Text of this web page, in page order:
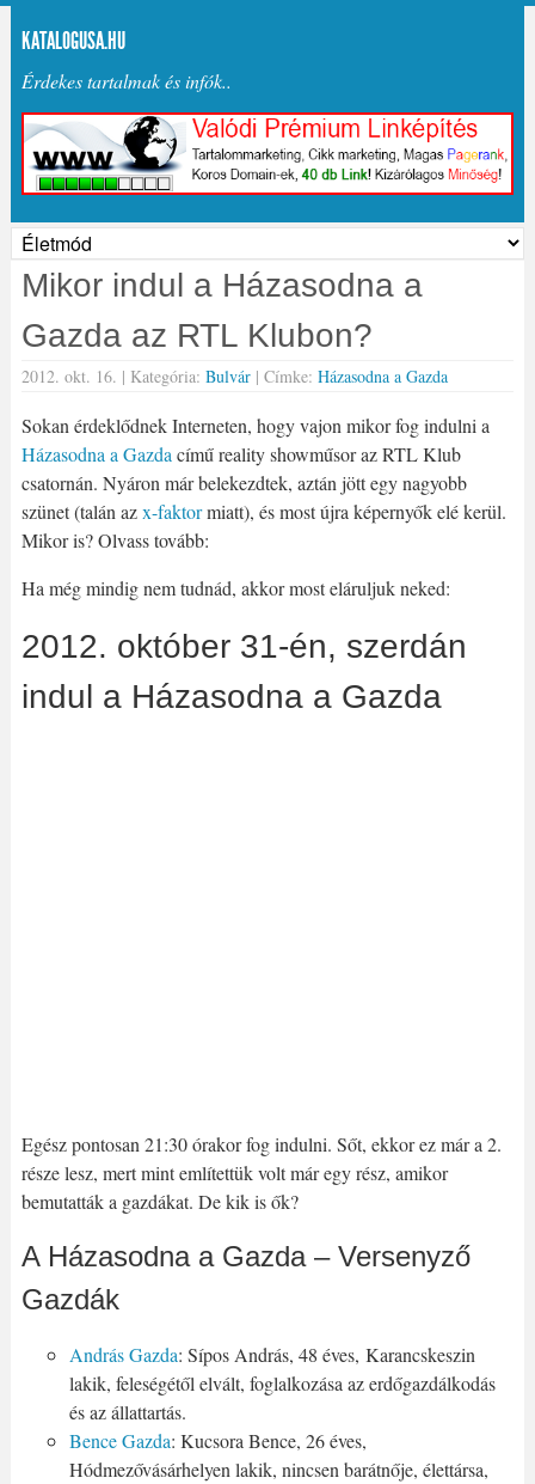
KATALOGUSA.HU
Érdekes tartalmak és infók..
Mikor indul a Házasodna a
Gazda az RTL Klubon?
2012. okt. 16. | Kategória: Bulvár | Címke: Házasodna a Gazda
Sokan érdeklődnek Interneten, hogy vajon mikor fog indulni a
Házasodna a Gazda című reality showműsor az RTL Klub
csatornán. Nyáron már belekezdtek, aztán jött egy nagyobb
szünet (talán azx-faktormiatt), és most újra képernyők elé kerül.
Mikor is? Olvass tovább:
Ha még mindig nem tudnád, akkor most eláruljuk neked:
2012. október 31-én, szerdán
indul a Házasodna a Gazda
Egész pontosan 21:30 órakor fog indulni. Sőt, ekkor ez már a 2.
része lesz, mert mint említettük volt már egy rész, amikor
bemutatták a gazdákat. De kik is ők?
A Házasodna a Gazda – Versenyző
Gazdák
András Gazda: Sípos András, 48 éves, Karancskeszin
lakik, feleségétől elvált, foglalkozása az erdőgazdálkodás
és az állattartás.
Bence Gazda: Kucsora Bence, 26 éves,
Hódmezővásárhelyen lakik, nincsen barátnője, élettársa,